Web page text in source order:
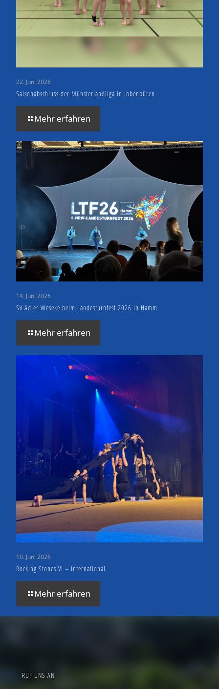
22. Juni 2026
Saisonabschluss der Münsterlandliga in Ibbenbüren
Mehr erfahren
14. Juni 2026
SV Adler Weseke beim Landesturnfest 2026 in Hamm
Mehr erfahren
10. Juni 2026
Rocking Stones VI – International
Mehr erfahren
RUF UNS AN